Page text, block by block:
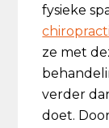
fysieke
ze met
verder
doet.